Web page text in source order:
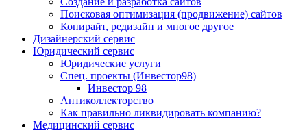
Поисковая оптимизация (продвижение) сайтов
Копирайт, редизайн и многое другое
Дизайнерский сервис
Юридический сервис
Юридические услуги
Спец. проекты (Инвестор98)
Инвестор 98
Антиколлекторство
Как правильно ликвидировать компанию?
Медицинский сервис